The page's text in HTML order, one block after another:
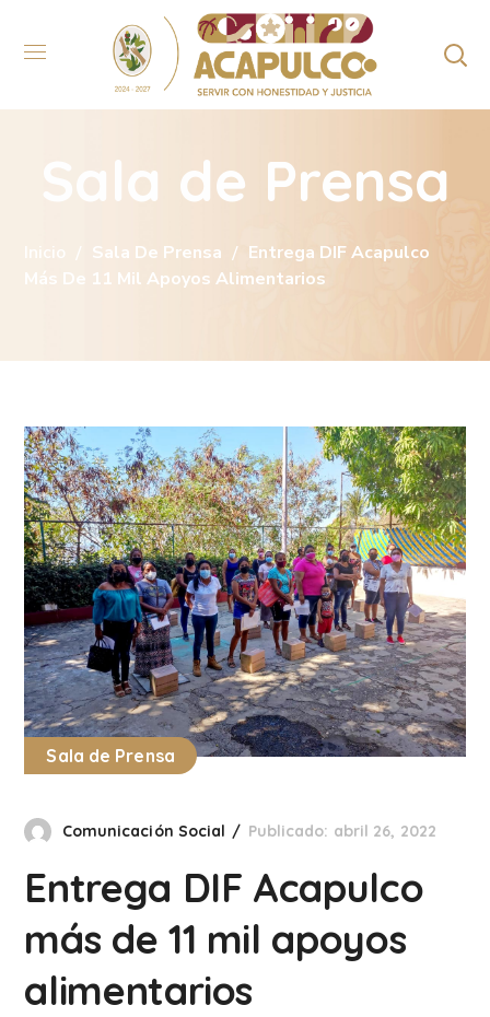
Sala de Prensa
Inicio Sala De Prensa
Entrega DIF Acapulco
Más De 11 Mil Apoyos Alimentarios
Sala de Prensa
Comunicación Social Publicado: abril 26, 2022
Entrega DIF Acapulco
más de 11 mil apoyos
alimentarios